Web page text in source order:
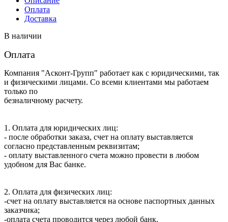
Оплата
Доставка
В наличии
Оплата
Компания "Асконт-Групп" работает как с юридическими, так
и физическими лицами. Со всеми клиентами мы работаем
только по
безналичному расчету.
1. Оплата для юридических лиц:
- после обработки заказа, счет на оплату выставляется
согласно представленным реквизитам;
- оплату выставленного счета можно провести в любом
удобном для Вас банке.
2. Оплата для физических лиц:
-счет на оплату выставляется на основе паспортных данных
заказчика;
-оплата счета проводится через любой банк.